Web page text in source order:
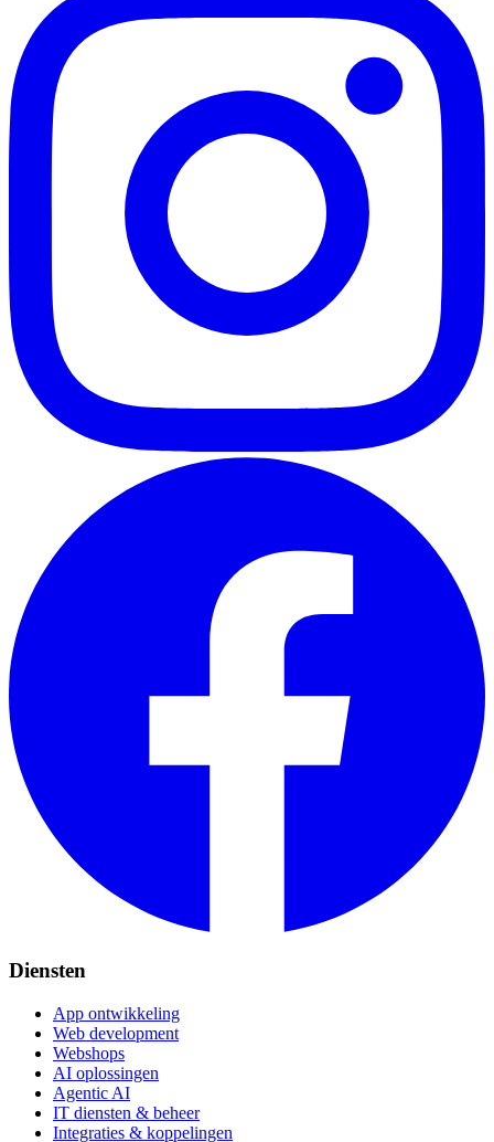
Diensten
App ontwikkeling
Web development
Webshops
AI oplossingen
Agentic AI
IT diensten & beheer
Integraties & koppelingen